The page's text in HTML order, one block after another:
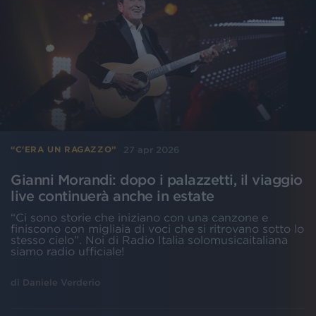
“C'ERA UN RAGAZZO” 27 apr 2026
Gianni Morandi: dopo i palazzetti, il viaggio
live continuerà anche in estate
“Ci sono storie che iniziano con una canzone e
finiscono con migliaia di voci che si ritrovano sotto lo
stesso cielo”. Noi di Radio Italia solomusicaitaliana
siamo radio ufficiale!
di Daniele Verderio